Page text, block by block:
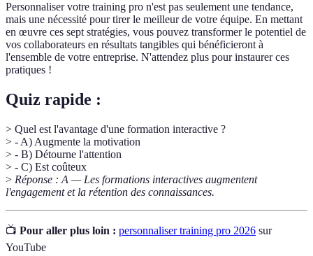
Personnaliser votre training pro n'est pas seulement une tendance,
mais une nécessité pour tirer le meilleur de votre équipe. En mettant
en œuvre ces sept stratégies, vous pouvez transformer le potentiel de
vos collaborateurs en résultats tangibles qui bénéficieront à
l'ensemble de votre entreprise. N'attendez plus pour instaurer ces
pratiques !
Quiz rapide :
> Quel est l'avantage d'une formation interactive ?
> - A) Augmente la motivation
> - B) Détourne l'attention
> - C) Est coûteux
> Réponse : A — Les formations interactives augmentent
l'engagement et la rétention des connaissances.
📺 Pour aller plus loin : personnaliser training pro 2026 sur
YouTube